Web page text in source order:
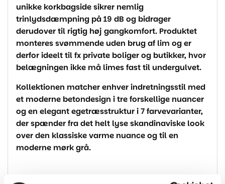
unikke korkbagside sikrer nemlig
trinlydsdæmpning på 19 dB og bidrager
derudover til rigtig høj gangkomfort. Produktet
monteres svømmende uden brug af lim og er
derfor ideelt til fx private boliger og butikker, hvor
belægningen ikke må limes fast til undergulvet.
Kollektionen matcher enhver indretningsstil med
et moderne betondesign i tre forskellige nuancer
og en elegant egetræsstruktur i 7 farvevarianter,
der spænder fra det helt lyse skandinaviske look
over den klassiske varme nuance og til en
moderne mørk grå.